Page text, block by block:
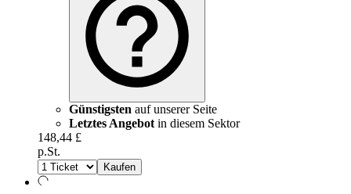
Günstigsten auf unserer Seite
Letztes Angebot in diesem Sektor
148,44 £
p.St.
Kaufen